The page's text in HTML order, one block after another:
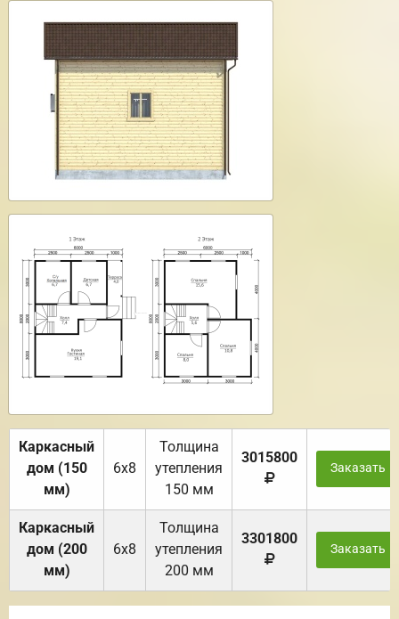
Каркасный
дом (150
мм)
6х8
Толщина
утепления
150 мм
3015800
Заказать
Каркасный
дом (200
мм)
6х8
Толщина
утепления
200 мм
3301800
Заказать